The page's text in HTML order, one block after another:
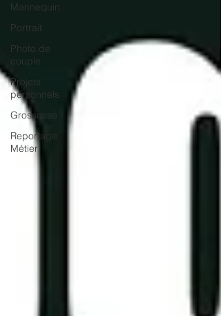
Mannequin
Portrait
Photo de
couple
Projets
personnels
Grossesse
Reportage
Métier